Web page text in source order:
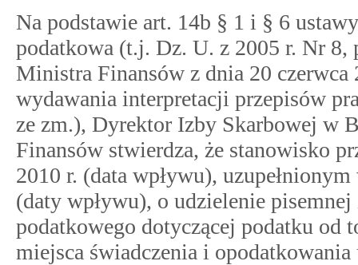
Na podstawie art. 14b § 1 i § 6
podatkowa (t.j. Dz. U. z 2005 r. Nr 8,
Ministra Finansów z dnia 20
wydawania interpretacji przepisów
ze zm.), Dyrektor Izby Skarbowej w
Finansów stwierdza, że stanowisko
2010 r. (data wpływu),
(daty wpływu), o udzielenie
podatkowego dotyczącej podatku od
miejsca świadczenia i